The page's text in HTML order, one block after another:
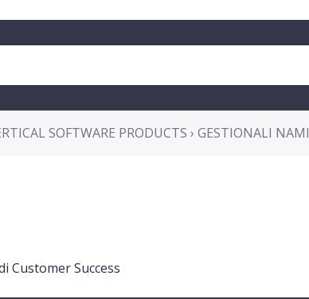
SOFTWARE PRODUCTS › GESTIONALI
Customer Success